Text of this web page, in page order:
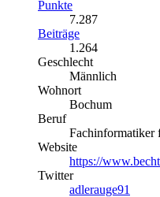
Punkte
7.287
Beiträge
1.264
Geschlecht
Männlich
Wohnort
Bochum
Beruf
Fachinformatiker
Website
https://
Twitter
adlerauge91